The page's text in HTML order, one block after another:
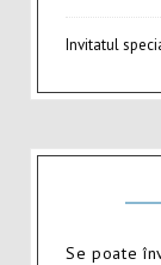
Invitatul
Se poate